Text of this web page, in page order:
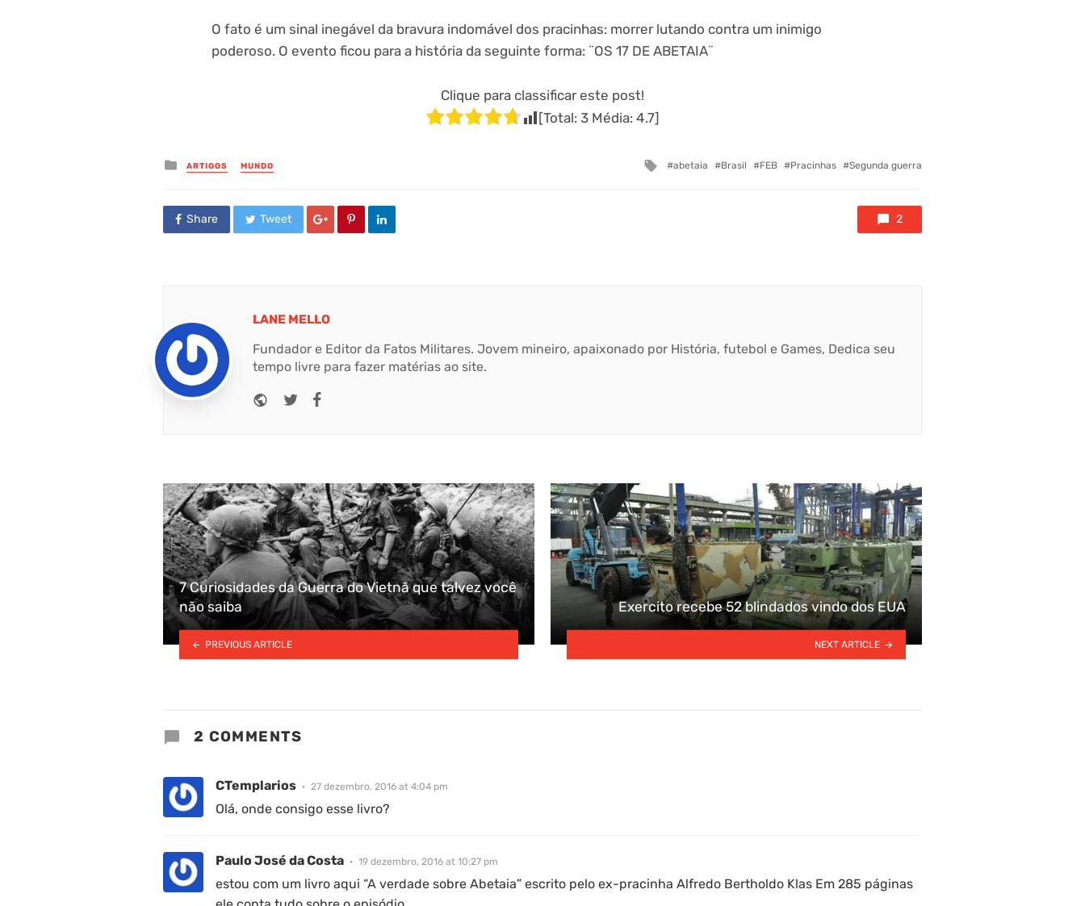
O fato é um sinal inegável da bravura indomável dos pracinhas: morrer lutando contra um inimigo
poderoso. O evento ficou para a história da seguinte forma: ¨OS 17 DE ABETAIA¨
Clique para classificar este post!
[Total: 3 Média: 4.7]
Posted
in
ARTIGOS MUNDO
Tagged
abetaia Brasil FEB Pracinhas Segunda guerra
Share Tweet 2
LANE MELLO
Fundador e Editor da Fatos Militares. Jovem mineiro, apaixonado por História, futebol e Games, Dedica seu
tempo livre para fazer matérias ao site.
Website
Twitter
7 Curiosidades da Guerra do Vietnã que talvez você
não saiba
PREVIOUS ARTICLE
Exercito recebe 52 blindados vindo dos EUA
NEXT ARTICLE
2 COMMENTS
CTemplarios 27 dezembro, 2016 at 4:04 pm
Olá, onde consigo esse livro?
Paulo José da Costa 19 dezembro, 2016 at 10:27 pm
estou com um livro aqui “A verdade sobre Abetaia” escrito pelo ex-pracinha Alfredo Bertholdo Klas Em 285 páginas